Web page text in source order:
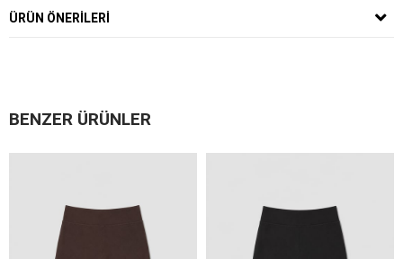
ÜRÜN ÖNERILERI
BENZER ÜRÜNLER